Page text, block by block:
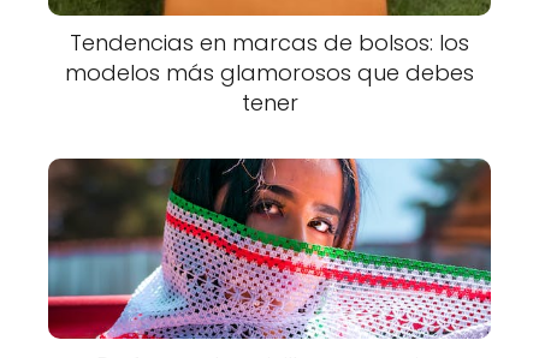
Tendencias en marcas de bolsos: los
modelos más glamorosos que debes
tener